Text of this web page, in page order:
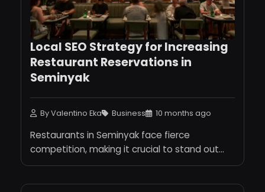
Local SEO Strategy for Increasing
Restaurant Reservations in
Seminyak
By Valentino Eka Business 10 months ago
Restaurants in Seminyak face fierce
competition, making it crucial to stand out...